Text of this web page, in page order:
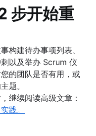
步开始重
构建待办事项列表、
以及举办 Scrum 仪
的团队是否有用，或
题。
继续阅读高级文章：
践。